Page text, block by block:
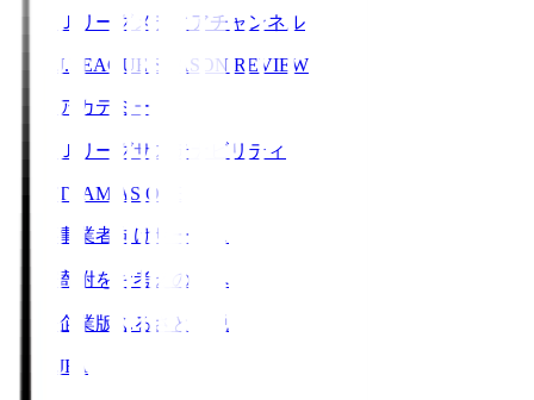
Ｊリーグメディアチャンネル
J.LEAGUE SEASON REVIEW
アカデミー
Ｊリーグサステナビリティ
TEAM AS ONE
事業者向けサービス
寄附をお考えの方へ
企業版ふるさと納税
JFA